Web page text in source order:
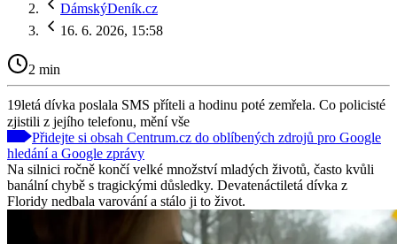
DámskýDeník.cz
16. 6. 2026, 15:58
2 min
19letá dívka poslala SMS příteli a hodinu poté zemřela. Co policisté
zjistili z jejího telefonu, mění vše
Přidejte si obsah Centrum.cz do oblíbených zdrojů pro Google
hledání a Google zprávy
Na silnici ročně končí velké množství mladých životů, často kvůli
banální chybě s tragickými důsledky. Devatenáctiletá dívka z
Floridy nedbala varování a stálo ji to život.